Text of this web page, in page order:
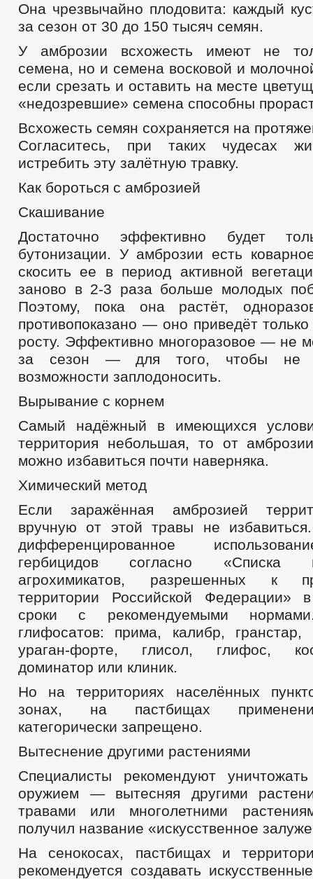
Она чрезвычайно плодовита: каждый
за сезон от 30 до 150 тысяч семян.
У амброзии всхожесть имеют не
семена, но и семена восковой и
если срезать и оставить на месте
«недозревшие» семена способны
Всхожесть семян сохраняется на
Согласитесь, при таких чудесах
истребить эту залётную травку.
Как бороться с амброзией
Скашивание
Достаточно эффективно будет
бутонизации. У амброзии есть
скосить ее в период активной
заново в 2-3 раза больше молодых
Поэтому, пока она растёт,
противопоказано — оно приведёт
росту. Эффективно многоразовое — не
за сезон — для того, чтобы не
возможности заплодоносить.
Вырывание с корнем
Самый надёжный в имеющихся
территория небольшая, то от
можно избавиться почти наверняка.
Химический метод
Если заражённая амброзией
вручную от этой травы не
дифференцированное
гербицидов согласно «Списка
агрохимикатов, разрешенных к
территории Российской Федерации»
сроки с рекомендуемыми
глифосатов: прима, калибр, гранстар,
ураган-форте, глисол, глифос,
доминатор или клиник.
Но на территориях населённых
зонах, на пастбищах
категорически запрещено.
Вытеснение другими растениями
Специалисты рекомендуют
оружием — вытесняя другими
травами или многолетними
получил название «искусственное
На сенокосах, пастбищах и
рекомендуется создавать